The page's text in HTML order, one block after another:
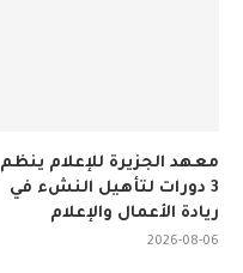
معهد الجزيرة للإعلام ينظم
3 دورات لتأهيل النشء في
ريادة الأعمال والإعلام
2026-08-06